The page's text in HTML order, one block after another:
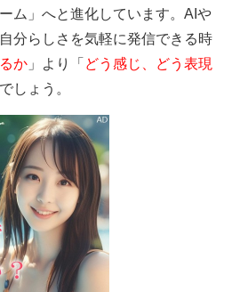
ム」へと進化しています。AIや
分らしさを気軽に発信できる時
か 」より「 どう感じ、どう表現
しょう。